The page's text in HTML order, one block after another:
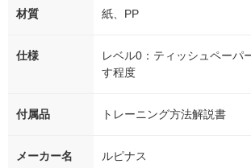
材質 紙、PP
仕様
レベル0：ティッシュペーパ
す程度
付属品 トレーニング方法解説書
メーカー名 ルピナス